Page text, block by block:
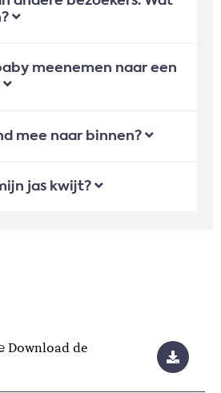
meenemen naar een
mee naar binnen?
jas kwijt?
Download de